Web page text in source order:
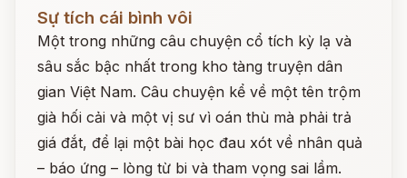
Sự tích cái bình vôi
Một trong những câu chuyện cổ tích kỳ lạ và
sâu sắc bậc nhất trong kho tàng truyện dân
gian Việt Nam. Câu chuyện kể về một tên trộm
già hối cải và một vị sư vì oán thù mà phải trả
giá đắt, để lại một bài học đau xót về nhân quả
– báo ứng – lòng từ bi và tham vọng sai lầm.